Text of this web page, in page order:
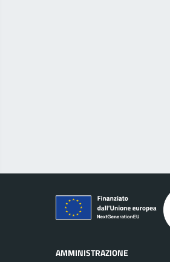
logo Unione Europea
AMMINISTRAZIONE